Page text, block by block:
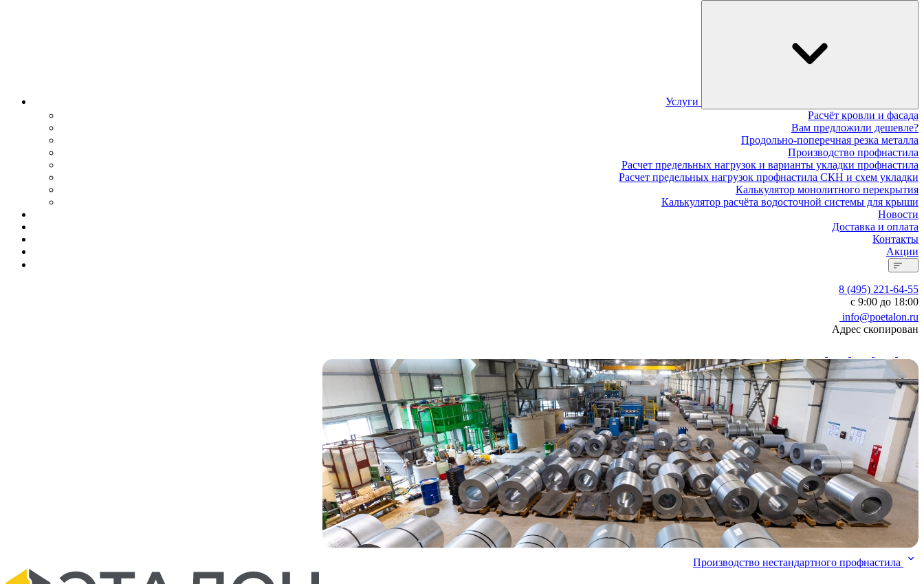
Услуги
Расчёт кровли и фасада
Вам предложили дешевле?
Продольно-поперечная резка металла
Производство профнастила
Расчет предельных нагрузок и варианты укладки профнастила
Расчет предельных нагрузок профнастила СКН и схем укладки
Калькулятор монолитного перекрытия
Калькулятор расчёта водосточной системы для крыши
Новости
Доставка и оплата
Контакты
Акции
8 (495) 221-64-55
с 9:00 до 18:00
info@poetalon.ru
Адрес скопирован
Производство нестандартного профнастила